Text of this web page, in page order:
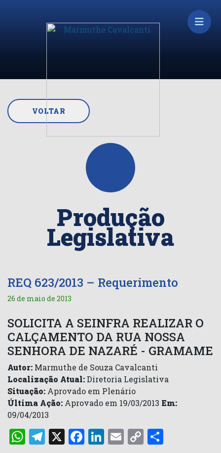
VOLTAR
Produção
Legislativa
REQ 623/2013 – Requerimento
26 de maio de 2013
SOLICITA A SEINFRA REALIZAR O
CALÇAMENTO DA RUA NOSSA
SENHORA DE NAZARÉ - GRAMAME
Autor: Marmuthe de Souza Cavalcanti
Localização Atual:Diretoria Legislativa
Situação: Aprovado em Plenário
Última Ação: Aprovado em 19/03/2013 Em:
09/04/2013
WhatsApp
Telegram
X Facebook
LinkedIn
Email
Copy